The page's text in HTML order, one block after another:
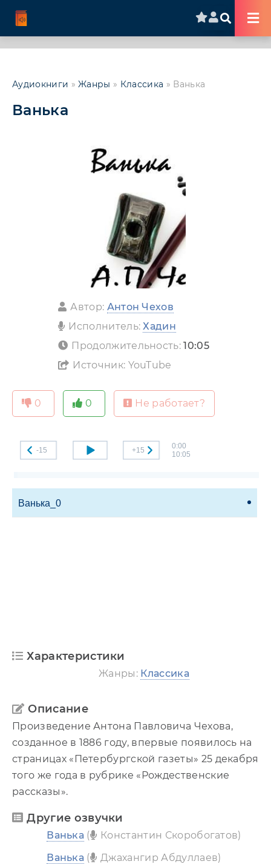
Аудиокниги »Жанры » Классика » Ванька
Ванька
Автор: Антон Чехов
Исполнитель:Хадин
Продолжительность:10:05
Источник: YouTube
0 0 Не работает?
-15 +15
0:00
10:05
Ванька_0
Характеристики
Жанры: Классика
Описание
Произведение Антона Павловича Чехова,
созданное в 1886 году, впервые появилось на
страницах «Петербургской газеты» 25 декабря
того же года в рубрике «Рождественские
рассказы».
Другие озвучки
Ванька (
Константин Скоробогатов)
Ванька (
Джахангир Абдуллаев)